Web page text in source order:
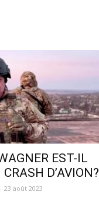
EST-IL
D’AVION?
- 23 août 2023